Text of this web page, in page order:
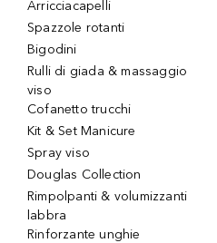
Arricciacapelli
Spazzole rotanti
Bigodini
Rulli di giada & massaggio
viso
Cofanetto trucchi
Kit & Set Manicure
Spray viso
Douglas Collection
Rimpolpanti & volumizzanti
labbra
Rinforzante unghie